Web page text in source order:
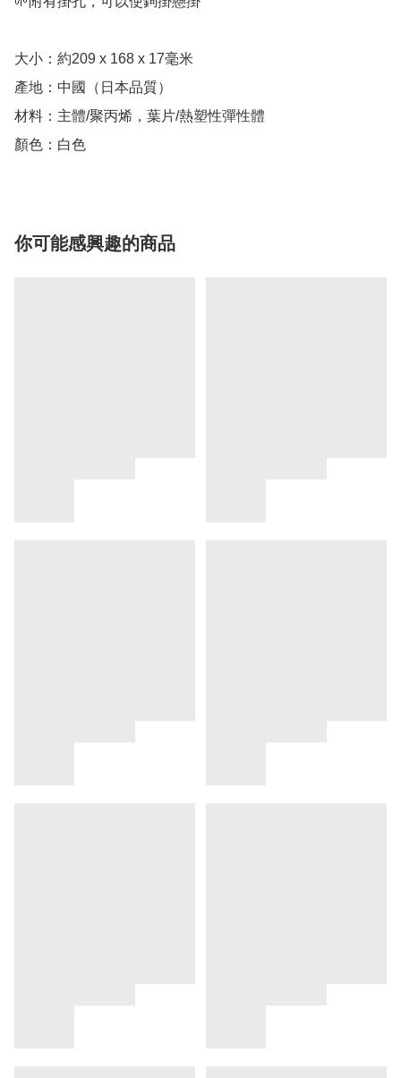
大小：約209 x 168 x 17毫米
產地：中國（日本品質）
材料：主體/聚丙烯，葉片/熱塑性彈性體
顏色：白色
你可能感興趣的商品